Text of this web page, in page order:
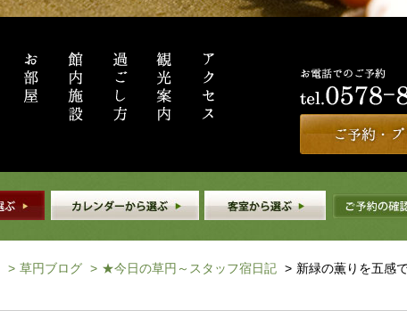
> 草円ブログ > ★今日の草円～スタッフ宿日記 > 新緑の薫りを五感